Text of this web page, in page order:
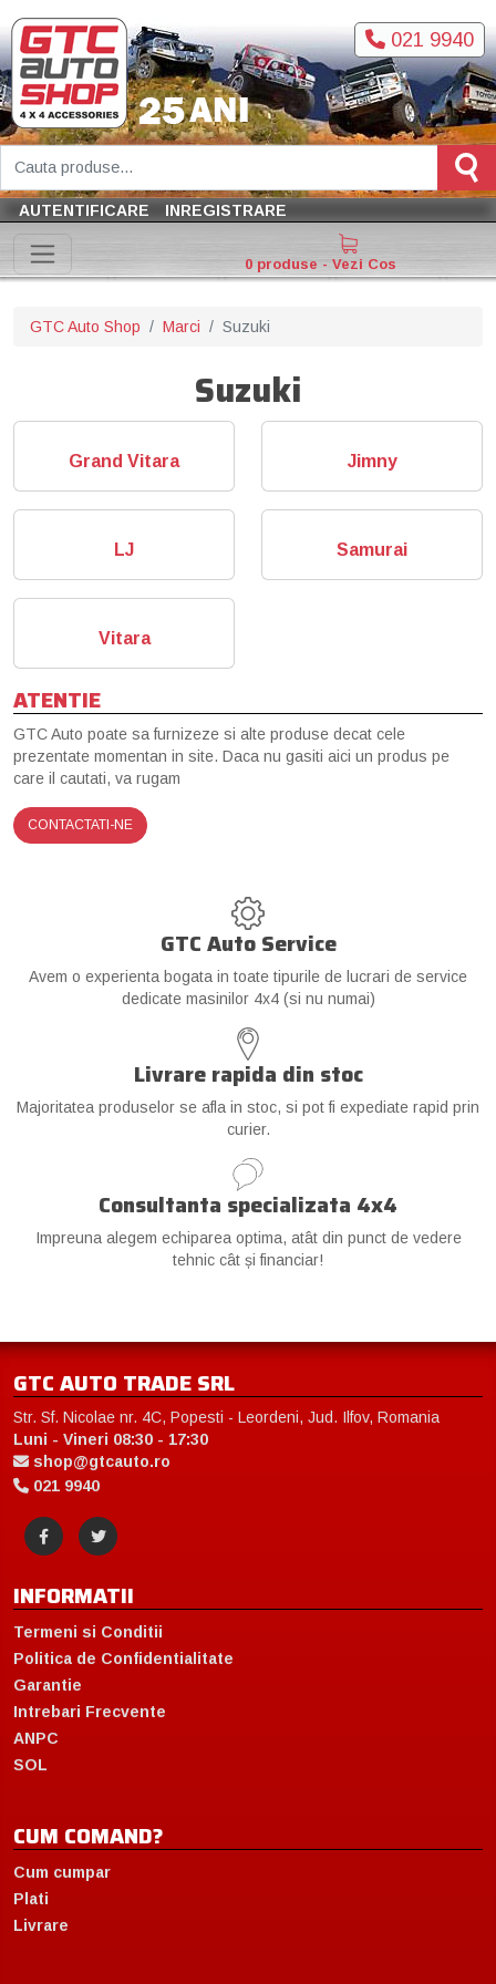
021 9940
AUTENTIFICARE INREGISTRARE
0 produse - Vezi Cos
GTC Auto Shop Marci Suzuki
Suzuki
Grand Vitara Jimny
LJ Samurai
Vitara
ATENTIE
GTC Auto poate sa furnizeze si alte produse decat cele
prezentate momentan in site. Daca nu gasiti aici un produs pe
care il cautati, va rugam
CONTACTATI-NE
GTC Auto Service
Avem o experienta bogata in toate tipurile de lucrari de service
dedicate masinilor 4x4 (si nu numai)
Livrare rapida din stoc
Majoritatea produselor se afla in stoc, si pot fi expediate rapid prin
curier.
Consultanta specializata 4x4
Impreuna alegem echiparea optima, atât din punct de vedere
tehnic cât și financiar!
GTC AUTO TRADE SRL
Str. Sf. Nicolae nr. 4C, Popesti - Leordeni, Jud. Ilfov, Romania
Luni - Vineri 08:30 - 17:30
shop@gtcauto.ro
021 9940
INFORMATII
Termeni si Conditii
Politica de Confidentialitate
Garantie
Intrebari Frecvente
ANPC
SOL
CUM COMAND?
Cum cumpar
Plati
Livrare